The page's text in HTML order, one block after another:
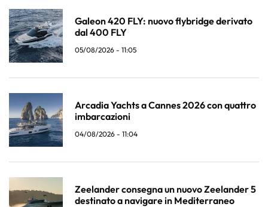
Galeon 420 FLY: nuovo flybridge derivato
dal 400 FLY
05/08/2026 - 11:05
Arcadia Yachts a Cannes 2026 con quattro
imbarcazioni
04/08/2026 - 11:04
Zeelander consegna un nuovo Zeelander 5
destinato a navigare in Mediterraneo